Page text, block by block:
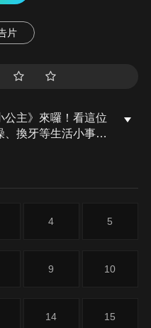
片
公主》來囉！看這位
、換牙等生活小事中
合親子共賞的暖心
4 5
9 10
14 15